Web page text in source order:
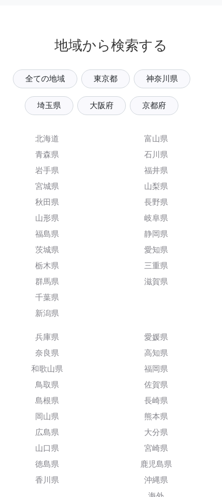
地域から検索する
全ての地域 東京都 神奈川県
埼玉県 大阪府 京都府
北海道
青森県
岩手県
宮城県
秋田県
山形県
福島県
茨城県
栃木県
群馬県
千葉県
新潟県
富山県
石川県
福井県
山梨県
長野県
岐阜県
静岡県
愛知県
三重県
滋賀県
兵庫県
奈良県
和歌山県
鳥取県
島根県
岡山県
広島県
山口県
徳島県
香川県
愛媛県
高知県
福岡県
佐賀県
長崎県
熊本県
大分県
宮崎県
鹿児島県
沖縄県